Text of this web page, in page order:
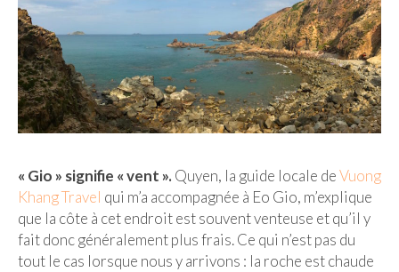
« Gio » signifie « vent ».Quyen, la guide locale deVuong
Khang Travel qui m’a accompagnée à Eo Gio, m’explique
que la côte à cet endroit est souvent venteuse et qu’il y
fait donc généralement plus frais. Ce qui n’est pas du
tout le cas lorsque nous y arrivons : la roche est chaude